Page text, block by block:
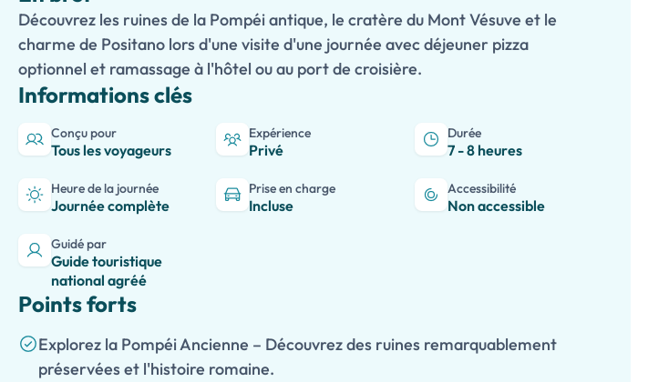
Découvrez les ruines de la Pompéi antique, le cratère du Mont Vésuve et le
charme de Positano lors d'une visite d'une journée avec déjeuner pizza
optionnel et ramassage à l'hôtel ou au port de croisière.
Informations clés
Conçu pour
Tous les voyageurs
Expérience
Privé
Durée
7 - 8 heures
Heure de la journée
Journée complète
Prise en charge
Incluse
Accessibilité
Non accessible
Guidé par
Guide touristique
national agréé
Points forts
Explorez la Pompéi Ancienne – Découvrez des ruines remarquablement
préservées et l'histoire romaine.